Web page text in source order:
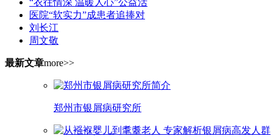
“衣往情深 温暖人心”公益活
医院“软实力”成患者追捧对
刘长江
周文敬
最新文章more>>
郑州市银屑病研究所